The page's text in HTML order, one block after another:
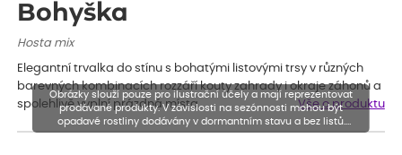
Bohyška
Hosta mix
Elegantní trvalka do stínu s bohatými listovými trsy v různých
barevných kombinacích rozzáří kouty zahrady i okraje záhonů a
spolehlivě vyplní prázdná místa.
Vše o produktu
Obrázky slouží pouze pro ilustrační účely a mají reprezentovat
prodávané produkty. V závislosti na sezónnosti mohou být
opadavé rostliny dodávány v dormantním stavu a bez listů.
Rostliny mohou být také sestřiženy níže, než je uvedená výška,